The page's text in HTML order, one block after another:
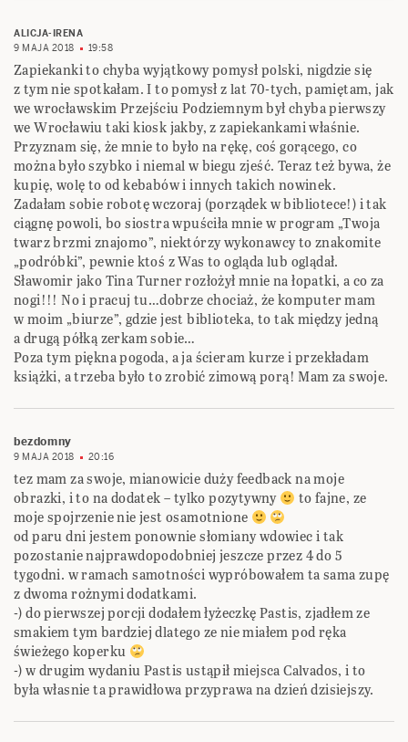
ALICJA-IRENA
9 MAJA 2018
19:58
Zapiekanki to chyba wyjątkowy pomysł polski, nigdzie się
z tym nie spotkałam. I to pomysł z lat 70-tych, pamiętam, jak
we wrocławskim Przejściu Podziemnym był chyba pierwszy
we Wrocławiu taki kiosk jakby, z zapiekankami właśnie.
Przyznam się, że mnie to było na rękę, coś gorącego, co
można było szybko i niemal w biegu zjeść. Teraz też bywa, że
kupię, wolę to od kebabów i innych takich nowinek.
Zadałam sobie robotę wczoraj (porządek w bibliotece!) i tak
ciągnę powoli, bo siostra wpuściła mnie w program „Twoja
twarz brzmi znajomo”, niektórzy wykonawcy to znakomite
„podróbki”, pewnie ktoś z Was to ogląda lub oglądał.
Sławomir jako Tina Turner rozłożył mnie na łopatki, a co za
nogi!!! No i pracuj tu…dobrze chociaż, że komputer mam
w moim „biurze”, gdzie jest biblioteka, to tak między jedną
a drugą półką zerkam sobie…
Poza tym piękna pogoda, a ja ścieram kurze i przekładam
książki, a trzeba było to zrobić zimową porą! Mam za swoje.
bezdomny
9 MAJA 2018 20:16
tez mam za swoje, mianowicie duży feedback na moje
obrazki, i to na dodatek – tylko pozytywny
to fajne, ze
moje spojrzenie nie jest osamotnione
od paru dni jestem ponownie słomiany wdowiec i tak
pozostanie najprawdopodobniej jeszcze przez 4 do 5
tygodni. w ramach samotności wypróbowałem ta sama zupę
z dwoma rożnymi dodatkami.
-) do pierwszej porcji dodałem łyżeczkę Pastis, zjadłem ze
smakiem tym bardziej dlatego ze nie miałem pod ręka
świeżego koperku
-) w drugim wydaniu Pastis ustąpił miejsca Calvados, i to
była własnie ta prawidłowa przyprawa na dzień dzisiejszy.